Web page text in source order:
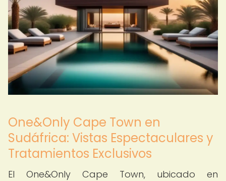
One&Only Cape Town en
Sudáfrica: Vistas Espectaculares y
Tratamientos Exclusivos
El One&Only Cape Town, ubicado en